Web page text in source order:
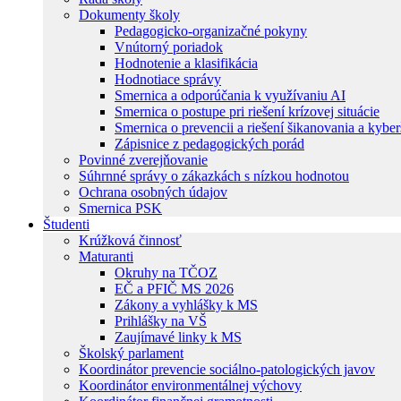
Dokumenty školy
Pedagogicko-organizačné pokyny
Vnútorný poriadok
Hodnotenie a klasifikácia
Hodnotiace správy
Smernica a odporúčania k využívaniu AI
Smernica o postupe pri riešení krízovej situácie
Smernica o prevencii a riešení šikanovania a
Zápisnice z pedagogických porád
Povinné zverejňovanie
Súhrnné správy o zákazkách s nízkou hodnotou
Ochrana osobných údajov
Smernica PSK
Študenti
Krúžková činnosť
Maturanti
Okruhy na TČOZ
EČ a PFIČ MS 2026
Zákony a vyhlášky k MS
Prihlášky na VŠ
Zaujímavé linky k MS
Školský parlament
Koordinátor prevencie sociálno-patologických javov
Koordinátor environmentálnej výchovy